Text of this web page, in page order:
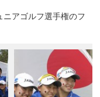
アゴルフ選手権のフ